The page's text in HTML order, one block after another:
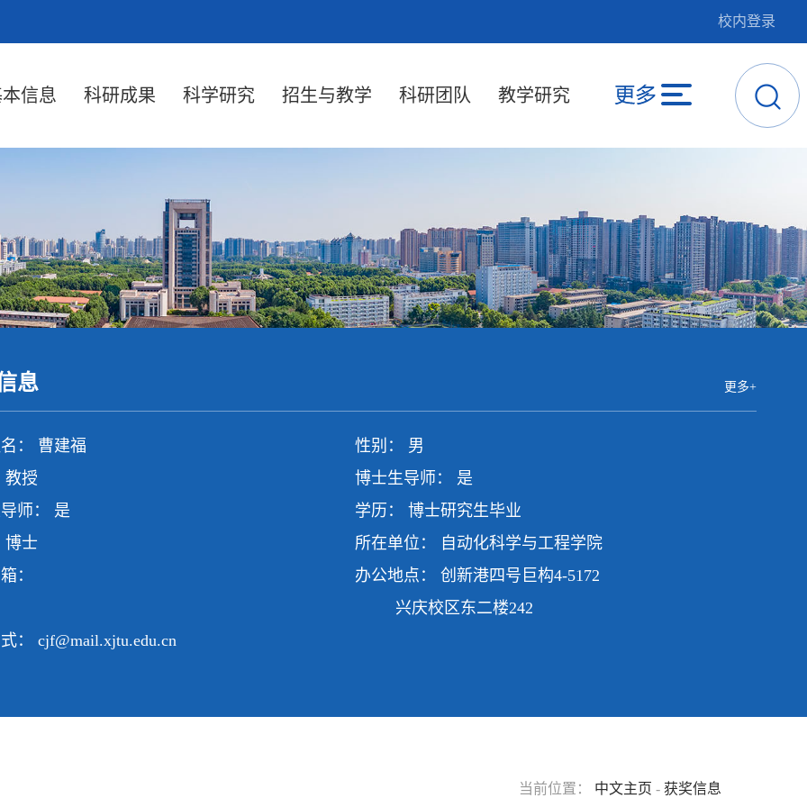
校内登录
信息 科研成果 科学研究 招生与教学 科研团队 教学研究
息 更多+
： 曹建福
性别： 男
教授
博士生导师： 是
师： 是
学历： 博士研究生毕业
博士
所在单位： 自动化科学与工程学院
：
办公地点： 创新港四号巨构4-5172
兴庆校区东二楼242
： cjf@mail.xjtu.edu.cn
当前位置： 中文主页 - 获奖信息